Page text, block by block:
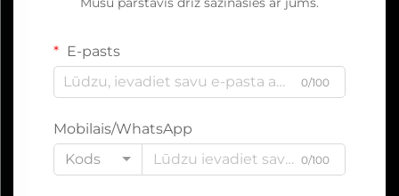
E-pasts
0/100
Mobilais/WhatsApp
Kods
0/100